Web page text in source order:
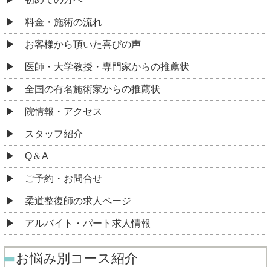
料金・施術の流れ
お客様から頂いた喜びの声
医師・大学教授・専門家からの推薦状
全国の有名施術家からの推薦状
院情報・アクセス
スタッフ紹介
Q＆A
ご予約・お問合せ
柔道整復師の求人ページ
アルバイト・パート求人情報
お悩み別コース紹介